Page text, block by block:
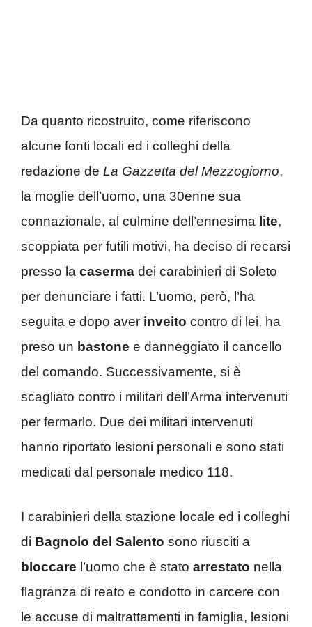
Da quanto ricostruito, come riferiscono
alcune fonti locali ed i colleghi della
redazione de La Gazzetta del Mezzogiorno,
la moglie dell’uomo, una 30enne sua
connazionale, al culmine dell’ennesima lite,
scoppiata per futili motivi, ha deciso di recarsi
presso la caserma dei carabinieri di Soleto
per denunciare i fatti. L’uomo, però, l’ha
seguita e dopo aver inveito contro di lei, ha
preso un bastone e danneggiato il cancello
del comando. Successivamente, si è
scagliato contro i militari dell’Arma intervenuti
per fermarlo. Due dei militari intervenuti
hanno riportato lesioni personali e sono stati
medicati dal personale medico 118.
I carabinieri della stazione locale ed i colleghi
di Bagnolo del Salento sono riusciti a
bloccare l’uomo che è stato arrestato nella
flagranza di reato e condotto in carcere con
le accuse di maltrattamenti in famiglia, lesioni